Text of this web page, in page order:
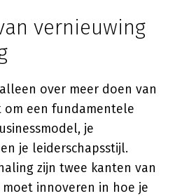
vernieuwing
over meer doen van
om een fundamentele
je
je leiderschapsstijl.
zijn twee kanten van
innoveren in hoe je